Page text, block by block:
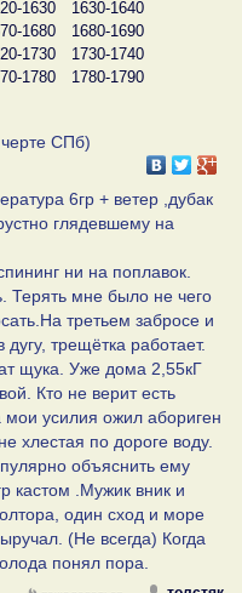
1630
1630-1640
1680
1680-1690
1730
1730-1740
1780
1780-1790
СПб)
6гр + ветер ,дубак
глядевшему на
ни на поплавок.
Терять мне было не чего
третьем забросе и
трещётка работает.
щука. Уже дома 2,55кГ
Кто не верит есть
усилия ожил абориген
хлестая по дороге воду.
объяснить ему
кастом .Мужик вник и
один сход и море
(Не всегда) Когда
понял пора.